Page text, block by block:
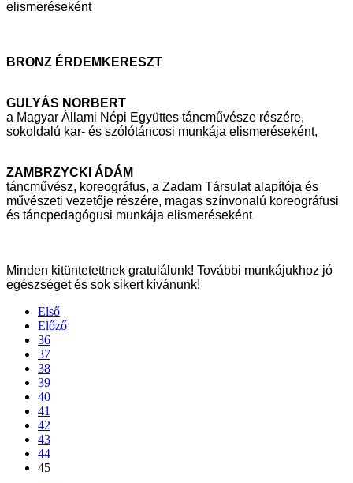
elismeréseként
BRONZ ÉRDEMKERESZT
GULYÁS NORBERT
a Magyar Állami Népi Együttes táncművésze részére,
sokoldalú kar- és szólótáncosi munkája elismeréseként,
ZAMBRZYCKI ÁDÁM
táncművész, koreográfus, a Zadam Társulat alapítója és
művészeti vezetője részére, magas színvonalú koreográfusi
és táncpedagógusi munkája elismeréseként
Minden kitüntetettnek gratulálunk! További munkájukhoz jó
egészséget és sok sikert kívánunk!
Első
Előző
36
37
38
39
40
41
42
43
44
45